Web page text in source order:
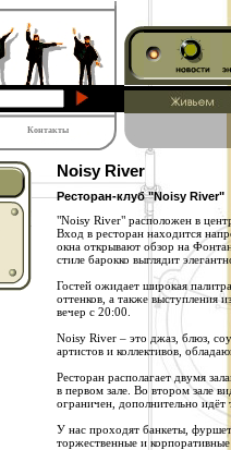
Контакты
Noisy River
Ресторан-клуб "Noisy River"
"Noisy River" расположен в
Вход в ресторан находится
окна открывают обзор на
стиле барокко выглядит
Гостей ожидает широкая
оттенков, а также выступления
вечер с 20:00.
Noisy River – это джаз, блюз,
артистов и коллективов,
Ресторан располагает двумя
в первом зале. Во втором зале
ограничен, дополнительно идёт
У нас проходят банкеты,
торжественные и